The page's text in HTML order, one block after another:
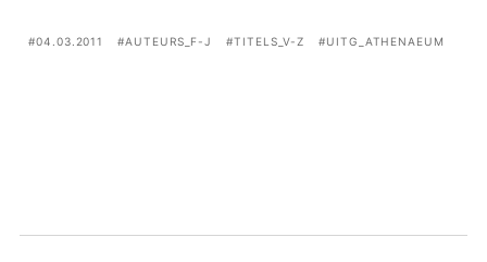
04.03.2011 AUTEURS_F-J TITELS_V-Z UITG_ATHENAEUM